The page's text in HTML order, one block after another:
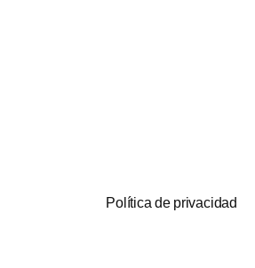
Política de privacidad